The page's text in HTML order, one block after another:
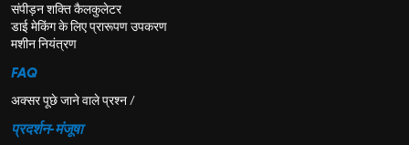
संपीड़न शक्ति कैलकुलेटर
डाई मेकिंग के लिए प्रारूपण उपकरण
मशीन नियंत्रण
FAQ
अक्सर पूछे जाने वाले प्रश्न /
प्रदर्शन-मंजूषा